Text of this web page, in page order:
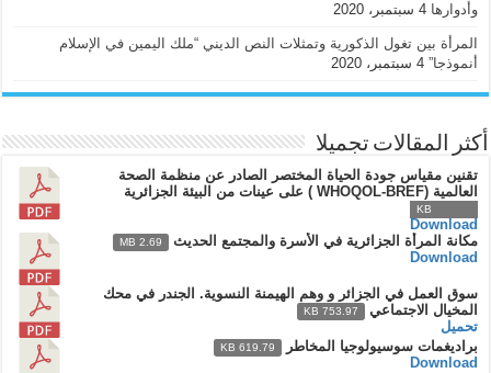
وأدوارها 4 سبتمبر، 2020
المرأة بين تغول الذكورية وتمثلات النص الديني “ملك اليمين في الإسلام
أنموذجا” 4 سبتمبر، 2020
أكثر المقالات تجميلا
تقنين مقياس جودة الحياة المختصر الصادر عن منظمة الصحة
العالمية (WHOQOL-BREF ) على عينات من البيئة الجزائرية
Download
مكانة المرأة الجزائرية في الأسرة والمجتمع الحديث
2.69 MB
Download
سوق العمل في الجزائر و وهم الهيمنة النسوية. الجندر في محك
المخيال الاجتماعي
753.97 KB
تحميل
براديغمات سوسيولوجيا المخاطر
619.79 KB
Download